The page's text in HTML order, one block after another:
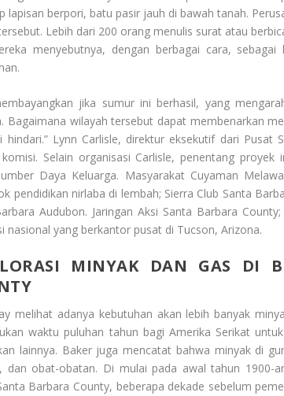
lapisan berpori, batu pasir jauh di bawah tanah.
Lebih dari 200 orang menulis surat atau
menyebutnya, dengan berbagai cara,
jika sumur ini berhasil, yang
Bagaimana wilayah tersebut dapat membenarkan
hindari.” Lynn Carlisle, direktur eksekutif dari Pusat
Selain organisasi Carlisle, penentang
Daya Keluarga. Masyarakat Cuyaman
pendidikan nirlaba di lembah; Sierra Club Santa
Audubon. Jaringan Aksi Santa Barbara
nasional yang berkantor pusat di Tucson, Arizona.
MINYAK DAN GAS DI
melihat adanya kebutuhan akan lebih banyak
waktu puluhan tahun bagi Amerika Serikat
lainnya. Baker juga mencatat bahwa minyak di
dan obat-obatan. Di mulai pada awal tahun 1900-
Barbara County, beberapa dekade sebelum